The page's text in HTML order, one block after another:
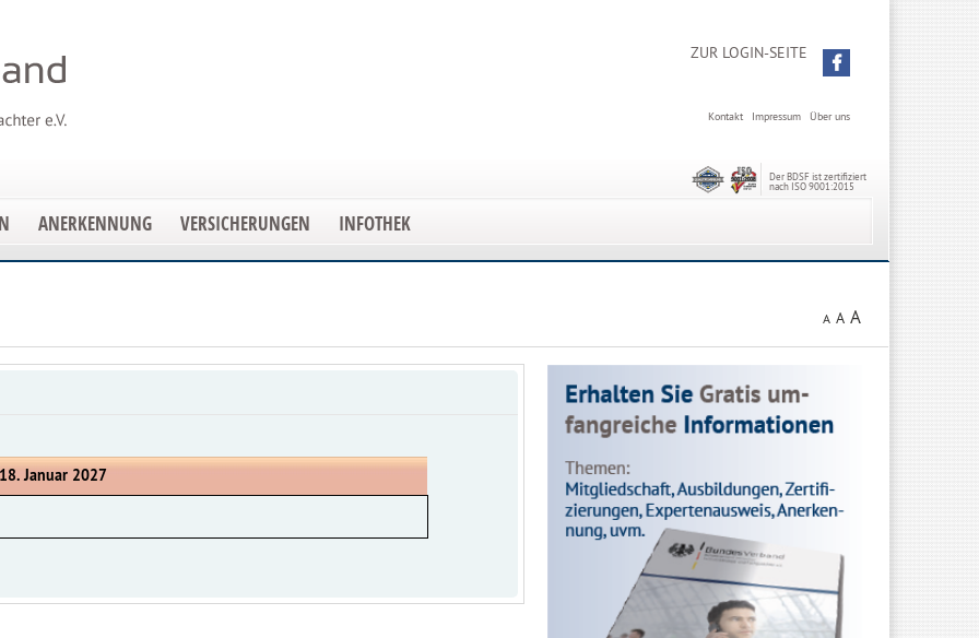
ZUR LOGIN-SEITE
Über uns
Impressum
Kontakt
Der BDSF ist zertifiziert
nach ISO 9001:2015
ANERKENNUNG VERSICHERUNGEN INFOTHEK
A A A
Januar 2027